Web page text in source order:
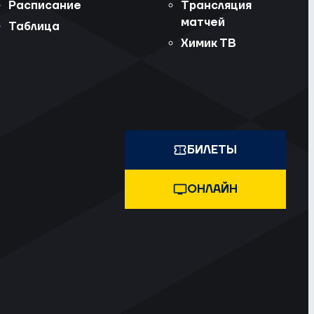
Расписание
Таблица
Трансляция
матчей
Химик ТВ
БИЛЕТЫ
ОНЛАЙН